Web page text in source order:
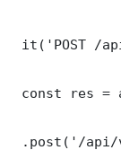
it('POST /
const res =
.post('/api/